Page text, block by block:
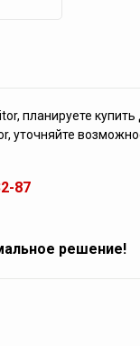
планируете
уточняйте
87
решение!